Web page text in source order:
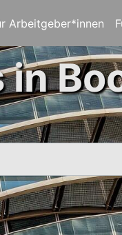
Arbeitgeber*innen
in